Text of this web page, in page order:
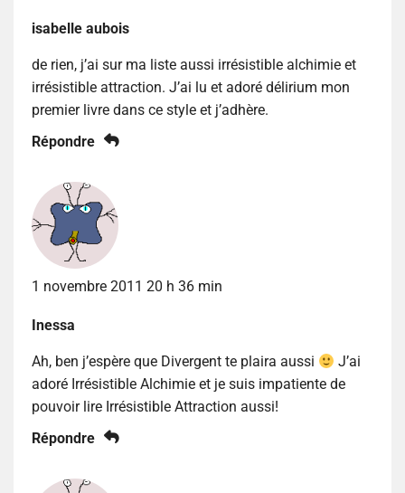
isabelle aubois
de rien, j’ai sur ma liste aussi irrésistible alchimie et
irrésistible attraction. J’ai lu et adoré délirium mon
premier livre dans ce style et j’adhère.
Répondre
1 novembre 2011 20 h 36 min
Inessa
Ah, ben j’espère que Divergent te plaira aussi
J’ai
adoré Irrésistible Alchimie et je suis impatiente de
pouvoir lire Irrésistible Attraction aussi!
Répondre